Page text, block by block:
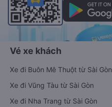
Vé xe khách
Xe đi Buôn Mê Thuột từ Sài Gòn
Xe đi Vũng Tàu từ Sài Gòn
Xe đi Nha Trang từ Sài Gòn